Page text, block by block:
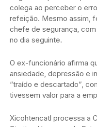
colega ao perceber o
refeição. Mesmo assim,
chefe de segurança,
no dia seguinte.
O ex-funcionário afirma
ansiedade, depressão e
“traído e descartado”,
tivessem valor para a
Xicohtencatl processa a